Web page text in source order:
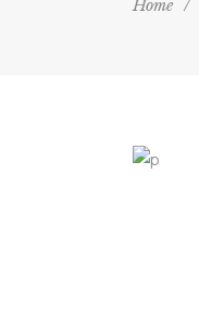
Home /